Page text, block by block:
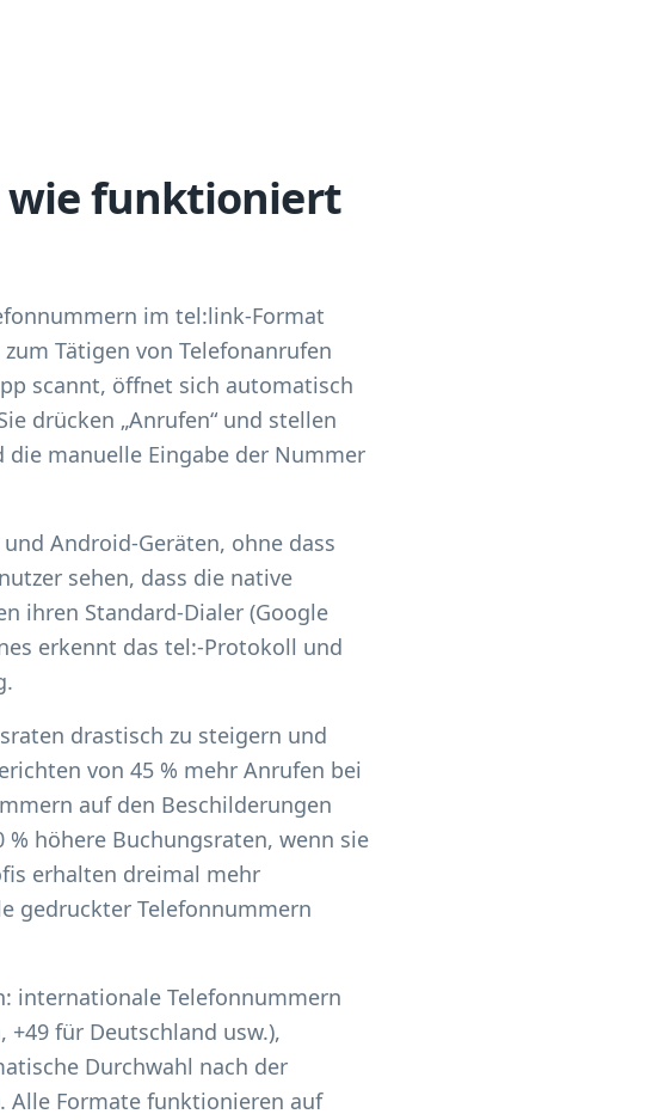
wie funktioniert
im tel:link-Format
Tätigen von Telefonanrufen
scannt, öffnet sich automatisch
drücken „Anrufen“ und stellen
die manuelle Eingabe der Nummer
Android-Geräten, ohne dass
sehen, dass die native
ihren Standard-Dialer (Google
erkennt das tel:-Protokoll und
drastisch zu steigern und
von 45 % mehr Anrufen bei
auf den Beschilderungen
höhere Buchungsraten, wenn sie
erhalten dreimal mehr
gedruckter Telefonnummern
internationale Telefonnummern
für Deutschland usw.),
Durchwahl nach der
Alle Formate funktionieren auf